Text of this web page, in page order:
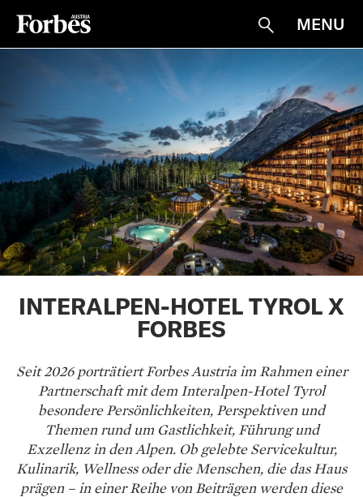
Suche
MENU
INTERALPEN-HOTEL TYROL X
FORBES
Seit 2026 porträtiert Forbes Austria im Rahmen einer
Partnerschaft mit dem Interalpen-Hotel Tyrol
besondere Persönlichkeiten, Perspektiven und
Themen rund um Gastlichkeit, Führung und
Exzellenz in den Alpen. Ob gelebte Servicekultur,
Kulinarik, Wellness oder die Menschen, die das Haus
prägen – in einer Reihe von Beiträgen werden diese